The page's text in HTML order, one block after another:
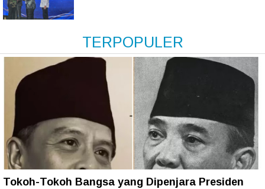
TERPOPULER
Tokoh-Tokoh Bangsa yang Dipenjara Presiden